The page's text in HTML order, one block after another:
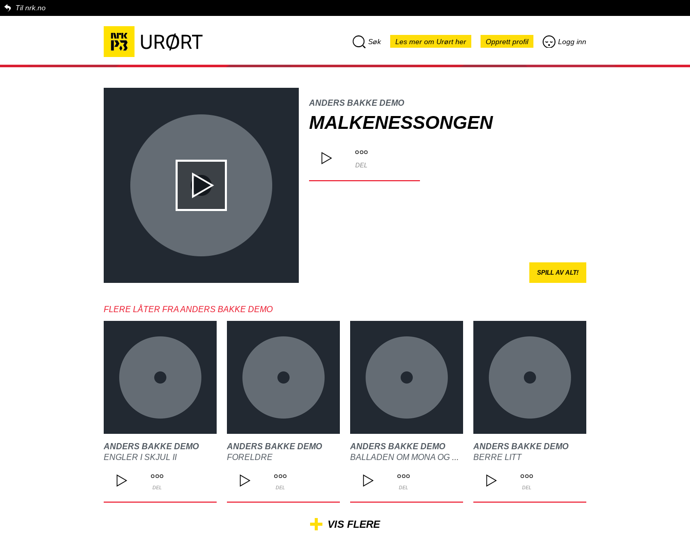
Til nrk.no
Søk Les mer om Urørt her Opprett profil Logg inn
ANDERS BAKKE DEMO
MALKENESSONGEN
DEL
SPILL AV ALT!
FLERE LÅTER FRA ANDERS BAKKE DEMO
ANDERS BAKKE DEMO
ENGLER I SKJUL II
DEL
ANDERS BAKKE DEMO
FORELDRE
DEL
ANDERS BAKKE DEMO
BALLADEN OM MONA OG HENNAR DRAUM OM EIT SPANANDE LIV
DEL
ANDERS BAKKE DEMO
BERRE LITT
DEL
VIS FLERE